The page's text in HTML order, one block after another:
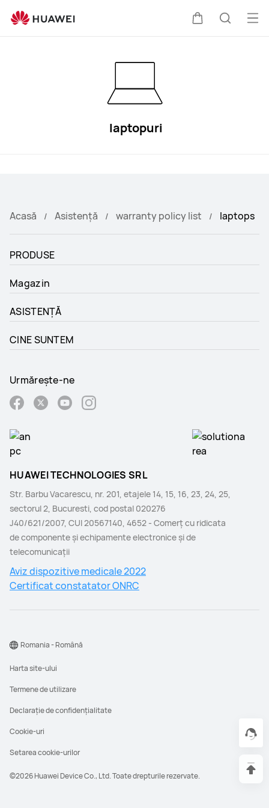
HUAWEI
laptopuri
Acasă Asistență warranty policy list laptops
PRODUSE
Magazin
ASISTENȚĂ
CINE SUNTEM
Urmărește-ne
HUAWEI TECHNOLOGIES SRL
Str. Barbu Vacarescu, nr. 201, etajele 14, 15, 16, 23, 24, 25,
sectorul 2, Bucuresti, cod postal 020276
J40/621/2007, CUI 20567140, 4652 - Comerţ cu ridicata
de componente şi echipamente electronice şi de
telecomunicaţii
Aviz dispozitive medicale 2022
Certificat constatator ONRC
©2026 Huawei Device Co., Ltd. Toate drepturile rezervate.
Harta site-ului
Termene de utilizare
Declarație de confidențialitate
Cookie-uri
Setarea cookie-urilor
Romania - Română